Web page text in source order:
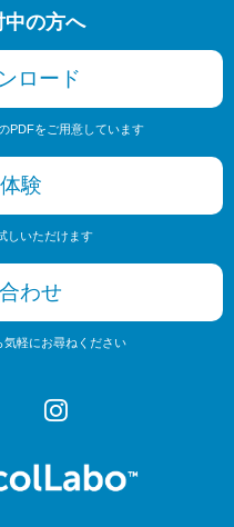
中の方へ
ロード
PDFをご用意しています
験
しいただけます
わせ
気軽にお尋ねください